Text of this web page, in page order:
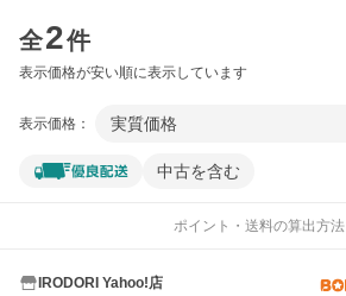
全2件
表示価格が安い順に表示しています
表示価格： 実質価格
中古を含む
ポイント・送料の算出方法
IRODORI Yahoo!店